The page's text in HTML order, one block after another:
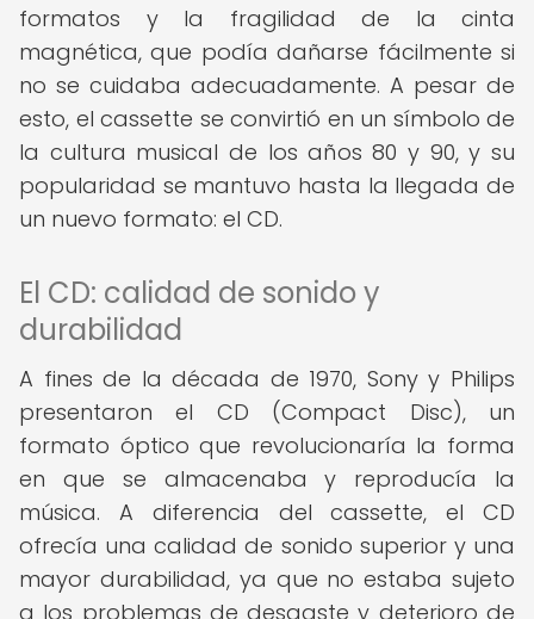
formatos y la fragilidad de la cinta
magnética, que podía dañarse fácilmente si
no se cuidaba adecuadamente. A pesar de
esto, el cassette se convirtió en un símbolo de
la cultura musical de los años 80 y 90, y su
popularidad se mantuvo hasta la llegada de
un nuevo formato: el CD.
El CD: calidad de sonido y
durabilidad
A fines de la década de 1970, Sony y Philips
presentaron el CD (Compact Disc), un
formato óptico que revolucionaría la forma
en que se almacenaba y reproducía la
música. A diferencia del cassette, el CD
ofrecía una calidad de sonido superior y una
mayor durabilidad, ya que no estaba sujeto
a los problemas de desgaste y deterioro de